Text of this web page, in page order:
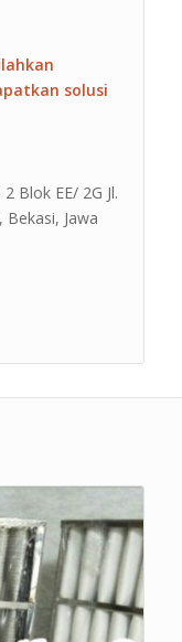
solusi
Blok EE/ 2G Jl.
Bekasi, Jawa